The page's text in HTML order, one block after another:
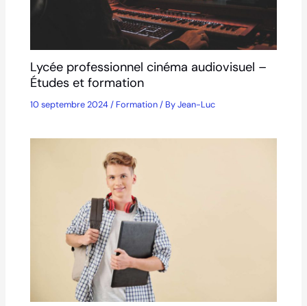
Lycée professionnel cinéma audiovisuel –
Études et formation
10 septembre 2024/ Formation/ ByJean-Luc